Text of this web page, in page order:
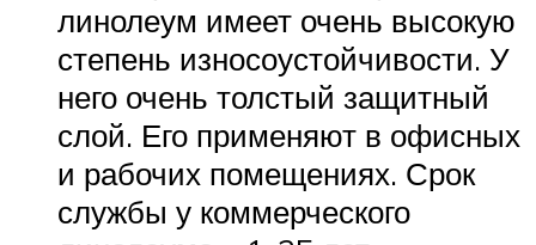
линолеум имеет очень высокую
степень износоустойчивости. У
него очень толстый защитный
слой. Его применяют в офисных
и рабочих помещениях. Срок
службы у коммерческого